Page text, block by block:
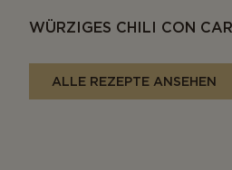
WÜRZIGES CHILI CON
ALLE REZEPTE ANSEHEN